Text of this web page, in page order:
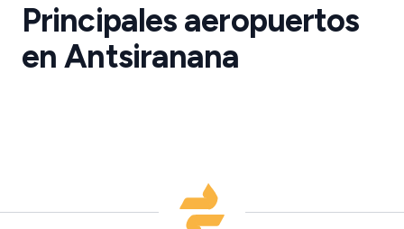
Principales aeropuertos
en Antsiranana
Traslado
·
DIE